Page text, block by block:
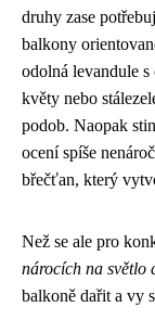
druhy zase
balkony
odolná levandule
květy nebo
podob. Naopak
ocení spíše
břečťan, který
Než se ale pro
nárocích na světlo
balkoně dařit a vy